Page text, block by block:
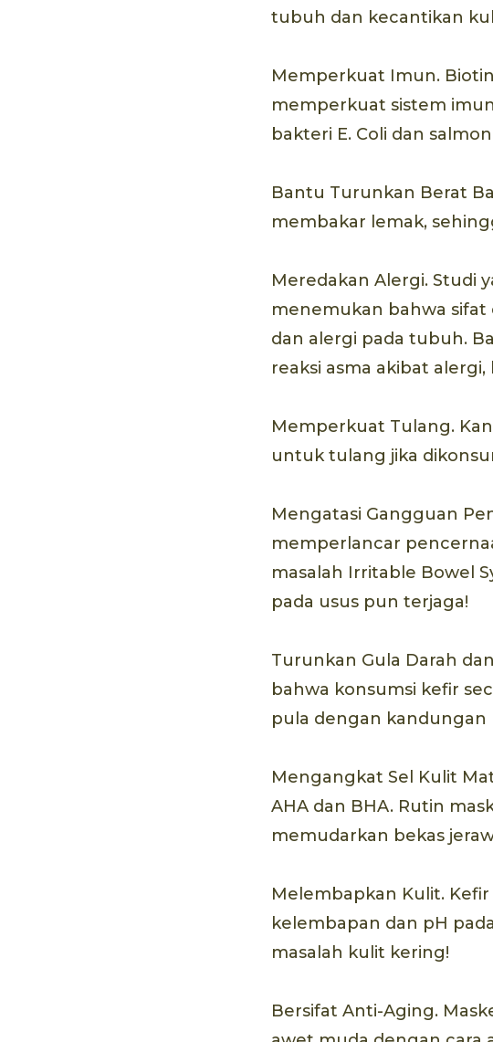
tubuh dan kecantikan
Memperkuat Imun.
memperkuat sistem
bakteri E. Coli dan
Bantu Turunkan Berat
membakar lemak,
Meredakan Alergi. Studi
menemukan bahwa sifat
dan alergi pada tubuh.
reaksi asma akibat
Memperkuat Tulang.
untuk tulang jika
Mengatasi Gangguan
memperlancar
masalah Irritable Bowel
pada usus pun terjaga!
Turunkan Gula Darah
bahwa konsumsi kefir
pula dengan
Mengangkat Sel Kulit
AHA dan BHA. Rutin
memudarkan bekas
Melembapkan Kulit.
kelembapan dan pH
masalah kulit kering!
Bersifat Anti-Aging.